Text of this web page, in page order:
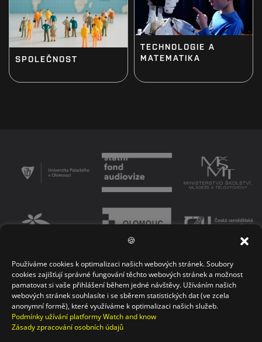
🍪
Používáme cookies k optimalizaci našich webových stránek. Soubory
cookies zajišťují správné fungování těchto webových stránek a možnost
pamatovat si vaše přihlášení během jedné návštěvy. Užíváním našich
webových stránek souhlasíte i se sběrem statistických dat (ve zcela
anonymní formě), které využíváme k optimalizaci našich služeb.
Podmínky užívání platformy Watch and know
Zásady zpracování osobních údajů
SPOLEČNOST
TECHNOLOGIE A
MATEMATIKA
PODMÍNKY UŽÍVÁNÍ PLATFORMY ZÁSADY OCHRANY OSOBNÍCH ÚDAJŮ
KONTAKT